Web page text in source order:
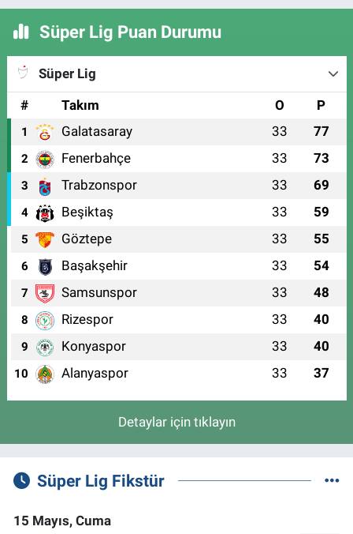
Süper Lig Puan Durumu
Süper Lig
#
Takım O P
1 Galatasaray 33 77
2 Fenerbahçe 33 73
3 Trabzonspor 33 69
4 Beşiktaş 33 59
5 Göztepe 33 55
6 Başakşehir 33 54
7 Samsunspor 33 48
8 Rizespor 33 40
9 Konyaspor 33 40
10 Alanyaspor 33 37
Detaylar için tıklayın
Süper Lig Fikstür
15 Mayıs, Cuma